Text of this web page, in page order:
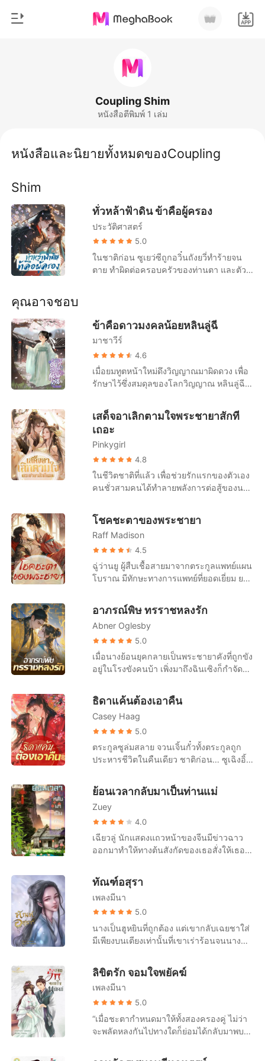
ประวัติศาสตร์
นิยายวาย
มหาเศรษฐี
รายการ
เรื่องสั้นคัดสรร
Coupling Shim
หนังสือตีพิมพ์ 1 เล่ม
หนังสือและนิยายทั้งหมดของCoupling
Shim
ทั่วหล้าฟ้าดิน ข้าคือผู้ครอง
ประวัติศาสตร์
5.0
ในชาติก่อน ซูเยว่ซีถูกอวิ๋นถังยวี่ทำร้ายจน
ตาย ทำผิดต่อครอบครัวของท่านตา และตัว
ของท่านตาให้ปลอดภัย พวกผู้ชายชั่วเข้ามา
ใกล้งั้นเหรอ นางจะใช้แผนให้เขาเสียชื่อเสียง
หญิงตีสองหน้าเก่งชอบทำตัวอ่อนแองั้นเหรอ
นางจะเปิดโปงธาตุแท้อีกฝ่ายและไล่นางออก
จากจวนซู! ในชาตินี้ สิ่งที่นางต้องทำคือการ
จัดการพวกปลวกที่แอบแฝงอยู่ในราชสำนัก
เมืองจิงเกิดความวุ่นวาย แต่ท่ามกลางความ
โกลาหล นางได้พบกับองค์ชาย ผู้ที่ทุกคนเล่า
ลือว่าเป็นคนพิการ “อวิ๋นเฮิง เจ้าจะมาขวาง
ข้าหรือ” อวิ๋นเฮิงยิ้มเบาๆ “ไม่ ข้าตั้งใจจะมา
ช่วยเจ้า”
คุณอาจชอบ
ข้าคือดาวมงคลน้อยหลินลู่ฉี
มาชาวีร์
4.6
เมื่อยมทูตหน้าใหม่ดึงวิญญาณมาผิดดวง เพื่อ
รักษาไว้ซึ่งสมดุลของโลกวิญญาณ หลินลู่ฉีผู้
โลก สวมร่างเด็กน้อยวัยสามขวบ ที่เพิ่งถูกงู
กัดตายด้านหลังอารามเต๋า เจ้าอาวาสไม่อาจ
ยอมรับวิญญาณสวมร่างได้ แต่เมื่อขับไล่
วิญญาณร้ายออกจากร่างกายไม่ได้ จึงจำเป็น
ต้องขับไล่คน ออกจากอารามแทน ++++
"อนิจจาวาสนาเด็กน้อยได้ดับสิ้นลงแล้ว จี้คง
เตรียมพิธีสวดส่งวิญญาณให้นางเถอะ"
นักพรตเฒ่าสั่งการลูกศิษย์ตัวน้อย หันหลัง
ท่านอาจารย์" จี้คงขานรับคำสั่ง หันไปเตรียม
สิ่งของสำหรับทำพิธีสวดส่งวิญญาณผู้ตาย
ทว่าผ่านไปเพียงอึดใจเดียว "อ๊ากกก ! มีผี !"
หลบอยู่ด้านหลังผู้เป็นอาจารย์ "จี้คงมีอะไร"
"นะนางลืมตาขอรับท่านอาจารย์" เด็กน้อยชี้
นักพรตเฒ่ารีบตรงไปคุกเข่าอยู่ด้านข้างศพ
ลืมขึ้นอย่างลำบากยากเย็น "นี่มัน...เป็นไปไม่
ได้" รีบคว้าข้อมือของเด็กน้อยมาจับชีพจรดู
ดวงตาของนักพรตเฒ่ามืดมนลงในทันที แตะ
นิ้วทำนายชะตา นี่มันคือการสลับร่างเปลี่ยน
ร้ายตนไหนกล้ามาสวมร่างคนตาย จงออกไป
เสีย !" ผีร้ายที่ว่ากำลังมึนงงกับเหตุการณ์ตรง
หน้า จำได้ว่าเธอกำลังขับรถกลับบ้าน ใช่แล้ว
เกิดอุบัติเหตุขึ้น มีรถบรรทุกเสียหลัก พุ่งมาชน
รถของเธอ จากนั้นทุกอย่างก็ดับวูบไป ท่าทาง
เหม่อลอยไร้สติของนางทำนักพรตเฒ่า
เองขึ้นเพ่งมองอย่างประหลาดใจ ดวงตาคู่
กลมน้อยกลอกกลิ้งไปมาอย่างสับสน นิ้วมือ
สั้น ๆ นี่มันอะไร ขยับปลายเท้าเข้าหากัน ขาก็
สั้น พลิกฝ่ามือตัวเองไปมา สีหน้าคล้ายคน
อยากร้องไห้ นี่มันโลกถล่มใส่หัวของเธอหรือ
อย่างไรกัน เปรี๊ยะ ! ยันต์ขับไล่ภูตผีถูกปาใส่
บนพื้น ยันต์ไม่เกิดการเผาไหม้ ผีร้ายยังคงอยู่
ในร่างกายของเด็กน้อย "เจ้า ๆ ๆ ออกไปจาก
ดึงยันต์สายฟ้าฟาดออกมาอีกแผ่น นี่นับเป็น
ยันต์ที่ทรงพลังที่สุดของเขาแล้ว รีบปาใส่เด็ก
น้อยสุดแรง เปรี๊ยะ ! ทว่าไร้ผลอยู่ดี... ตาเฒ่า
252ตอน]
เสด็จอาเลิกตามใจพระชายาสักที
เถอะ
Pinkygirl
4.8
ในชีวิตชาติที่แล้ว เพื่อช่วยรักแรกของตัวเอง
คนชั่วสามคนได้ทำลายพลังการต่อสู้ของนาง
และปล่อยเลือดของนางไหลออกมาทั้งอย่าง
นั้น และทรมานนางจนตาย เมื่อเกิดใหม่ครั้งนี้
นางวางแผนอย่างรอบคอบ โดยสาบานว่าจะ
ให้พวกเขาได้สัมผัสกับความทุกข์ทรมานที่
นางเคยประสบมา! รักแรกที่ไร้เดียงสาอะไร
กัน ที่จริงก็เป็นเพียงผู้หญิงที่ตีสองหน้าเก่ง
ยิ่งเจ็บมากเท่านั้น! พวกสวะสมควรได้รับ
บาปกรรมของพวกสวะ พวกมันทำชั่วกับนาง
ไปชั่วชีวิตหนึ่ง นางจะทำให้พวกมันไม่ตายดี
พวกคนที่เจ้าเล่ห์ ตีสองหน้าเก่ง นางจะจัดการ
กับทุกคน! แต่นางไม่เคยคิดเลยว่าในการแก้
แค้นของนาง นางจะไปมีเรื่องกับเสด็จอาที่
จูบและกอดเขาตลอดทั้งวัน ในขณะที่นางแก้
แค้นคนชั่วนั้นยังสามารถสนิทสนมกับเสด็จ
อาด้วย ในความจริงแล้ว การที่เป็นผู้หญิงชั่วๆ
ก็มีความสุขมาทีเดียวกว่าที่คิดเลย!
โชคชะตาของพระชายา
Raff Madison
4.5
ฉู่ว่านยู ผู้สืบเชื้อสายมาจากตระกูลแพทย์แผน
โบราณ มีทักษะทางการแพทย์ที่ยอดเยี่ยม ยาที่
ได้ทุกโรค แต่กลับไม่คาดคิดว่าจะย้อนยุค
กลายเป็นผู้หญิงที่ขี้เหร่ที่สุดในใต้หล้า และยัง
เอาชนะใจท่านอ๋องด้วย การเริ่มต้นไม่ค่อยดีก็
ไม่เป็นไร มาดูกันว่าเธอจะพลิกผันยังไง การ
แย่งการแต่งงานงั้นเหรอ? เธอทำให้น้องต้อง
รับบทเรียน แย่งสินเิมดลับมา ให้ชายั่วหญิง
ร้ายคู่นี้อยู่ด้วยกันตลอดไป ขี้ขลาดเหรอ? เธอ
รอ? เธอรักษาพิษในตัว และกลายเป็นคนงาม
อันน่าทึ่ง! ลูกสาวขี้เหร่ของจวนอัครมหา
เสนาบดี กลายเป็นผู้สูงส่ง แม้แต่ผู้โหดเหี้ยม
บางคนยังหวั่นไหวกับเธอ เมื่อสุดที่รักจะ
จัดการผู้ใด เขามักจะช่วยเสมอ... แต่น่า
เสียดายสุดที่รักคนนั้นไม่มีเขาอยู่ในใจ ฉู่ว่าน
ข้าเท่านั้น" เสี่ยวลี่จิงรู้สึกน้อยใจ "ไม่ได้ ข้าให้
ครั้งแรกกับเจ้าแล้ว เจ้าต้องรับผิดชอบข้า"
อาภรณ์พิษ ทรราชหลงรัก
Abner Oglesby
5.0
เมื่อนางย้อนยุคกลายเป็นพระชายาคังที่ถูกขัง
อยู่ในโรงขังคนบ้า เพิ่งมาถึงฉินเซิงก็กำจัด
เข้าไปในงานแต่งงานของคู่รักชั่วชาสองคน
นั้นในชุดแดง นางหยิ่งผยองและยั่วยุ ทำให้
ชายชั่วโกรธจนกัดฟันแน่นแต่กลับทำอะไรไม่
ได้ และหญิงร้ายนั้นก็เกลียดชังอย่างมากทว่า
เอาคืนไม่ได้ ท่านอ๋องจิ้นได้เห็นสถานการณ์
ทั้งหมดนี้ เขาโค้งงอริมฝีปาก สตรีนางนี้ช่าง
แตกต่างจากคนอื่นจริงๆ ถูกใจเหลือเกิน เขา
ธิดาแค้นต้องเอาคืน
Casey Haag
5.0
ตระกูลซูล่มสลาย จวนเจิ้นกั๋วทั้งตระกูลถูก
ประหารชีวิตในคืนเดียว ชาติก่อน… ซูเฉิงอิ้ง
ชาติก่อน… ซูเฉิงอิ้งใช้ชีวิตอย่างเจียมเนื้อ
เจียมตัวอยู่แคว้นเป่ยเหลียงสิบกว่าปี แต่กลับ
ถูกกล่าวหาว่าคบคิดกับศัตรู คนทั้งแคว้นเซิ่ง
ถังต่างก็ด่าทอยกใหญ่ ชาติก่อน… ซูเฉิงอิ้ง
ต้องยืนมองน้องสาวกับรักแรกของตนสนิท
สนมกัน ครองโลก ส่วนตัวเองกลับโดน
สายเลือด ฟันน้องสาวอกตัญญู ฟาดที่สอง…
ตัดความรัก ฟันรักแรกที่หน้าเนื้อใจเสือ ฟาด
ที่สาม… ตัดคำพูด ฟันทุกเสียงนินทาของเป่ย
เหลียงที่บิดเบือนความจริง ฟาดที่สี่… ตงฟาง
ไป๋เยว่ “หรือว่าฮูหยินอยากจะฆ่าสามีผู้นี้ด้วย
หรือ” ซูเฉิงอิ้ง“หุบปาก…”
ย้อนเวลากลับมาเป็นท่านแม่
Zuey
4.0
เฉียวลู่ นักแสดงแถวหน้าของจีนมีข่าวฉาว
ออกมาทำให้ทางต้นสังกัดของเธอสั่งให้เธอ
สำหรับคนงานยุ่งตลอดทั้งปีของเธอที่จะได้พัก
ผ่อน เฉียวลู่เดินทางกลับบ้านเกิดของเธอและ
การกลับไปครั้งนี้ทำให้ชีวิตของเฉียวลู่เปลี่ยน
ไปตลอดการ ฉีหมิงเยี่ยน อนุชาองค์เล็กของ
ฮ่องเต้แห่งแคว้นฉี ถูกลอบปลงพระชนม์
ระหว่างที่เดินทางมาทำหน้าที่เจรจาสงบศึกกับ
จากพ่อลูกตระกูลเฉียว เซียวยิ่น ฮ่องเต้แคว้น
เซียวมีพระสนมมากมายเเต่กลับไม่สามารถให้
กำเนิดพระโอรสได้โหรหลวงได้ทำนายเอาไว้
ว่า ในอนาคตองค์รัชทายาทที่แท้จริงจะกลับ
มาเซียวยิ่นจึงมีรับสั่งให้ทหารออกตามหาพระ
โอรสและอดีตฮองเฮาของตนอย่างลับๆ ฉินอี้
ทัณฑ์อสุรา
เพลงมีนา
5.0
นางเป็นฮูหยินที่ถูกต้อง แต่เขากลับเฉยชาใส่
มีเพียงบนเตียงเท่านั้นที่เขาเร่าร้อนจนนาง
ลูกอนุของเสนาบดีสกุลจ้าว ถูกสับเปลี่ยนตัว
มาเป็นเจ้าสาวมาแต่งงานกับแม่ทัพที่ชายแดน
ใต้ กู้ตงหยางบุรุษหนุ่มอายุยี่สิบสี่ปีฉายาแม่ทัพ
ปีศาจที่แสนเหี้ยมโหด "เจ้าติดค้างข้า ไม่ว่าจะ
เล่นลิ้นอย่างไร เจ้าย่อมรู้ดีว่าสกุลจ้าว
ปลิ้นปล้อน เจ้าอย่าได้หวังว่าจะได้อยู่อย่างสุข
ลิขิตรัก จอมใจพยัคฆ์
เพลงมีนา
5.0
“เมื่อชะตากำหนดมาให้ทั้งสองครองคู่ ไม่ว่า
จะพลัดหลงกันไปทางใดก็ย่อมได้กลับมาพบ
เวยและหยางเหลาหู่ คู่หมั้นคู่หมายที่มิเคยได้